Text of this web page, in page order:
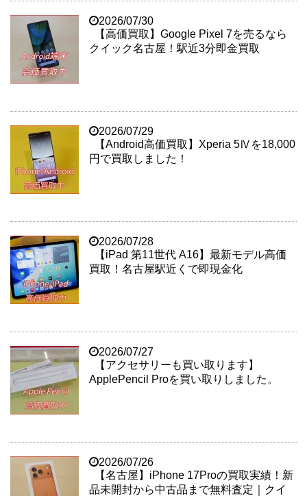
2026/07/30
【高価買取】Google Pixel 7を売るなら
クイック名古屋！駅近3分即金買取
2026/07/29
【Android高価買取】Xperia 5Ⅳを18,000
円で買取しました！
2026/07/28
【iPad 第11世代 A16】最新モデル高価
買取！名古屋駅近くで即現金化
2026/07/27
【アクセサリーも買い取ります】
ApplePencil Proを買い取りしました。
2026/07/26
【名古屋】iPhone 17Proの買取実績！新
品未開封から中古品まで無料査定｜クイ